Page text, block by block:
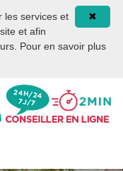
08 93 02 00 17
✖
les services et
et afin
Pour en savoir plus